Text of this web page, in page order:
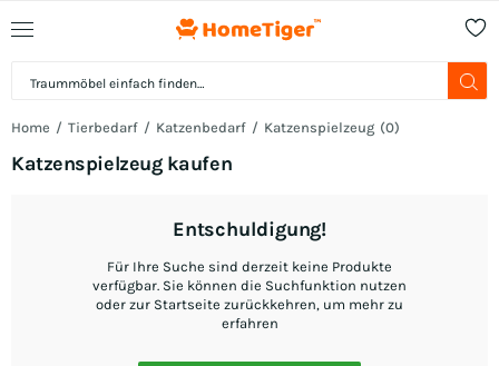
Home Tierbedarf Katzenbedarf Katzenspielzeug (0)
Katzenspielzeug kaufen
Entschuldigung!
Für Ihre Suche sind derzeit keine Produkte
verfügbar. Sie können die Suchfunktion nutzen
oder zur Startseite zurückkehren, um mehr zu
erfahren